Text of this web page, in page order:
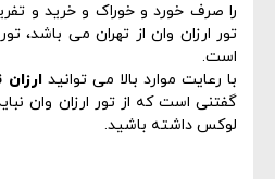
را صرف خورد و خوراک و خرید و
تور ارزان وان از تهران می باشد،
است.
با رعایت موارد بالا می توانید
گفتنی است که از تور ارزان وان
لوکس داشته باشید.